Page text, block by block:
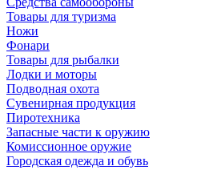
Товары для туризма
Ножи
Фонари
Товары для рыбалки
Лодки и моторы
Подводная охота
Сувенирная продукция
Пиротехника
Запасные части к оружию
Комиссионное оружие
Городская одежда и обувь